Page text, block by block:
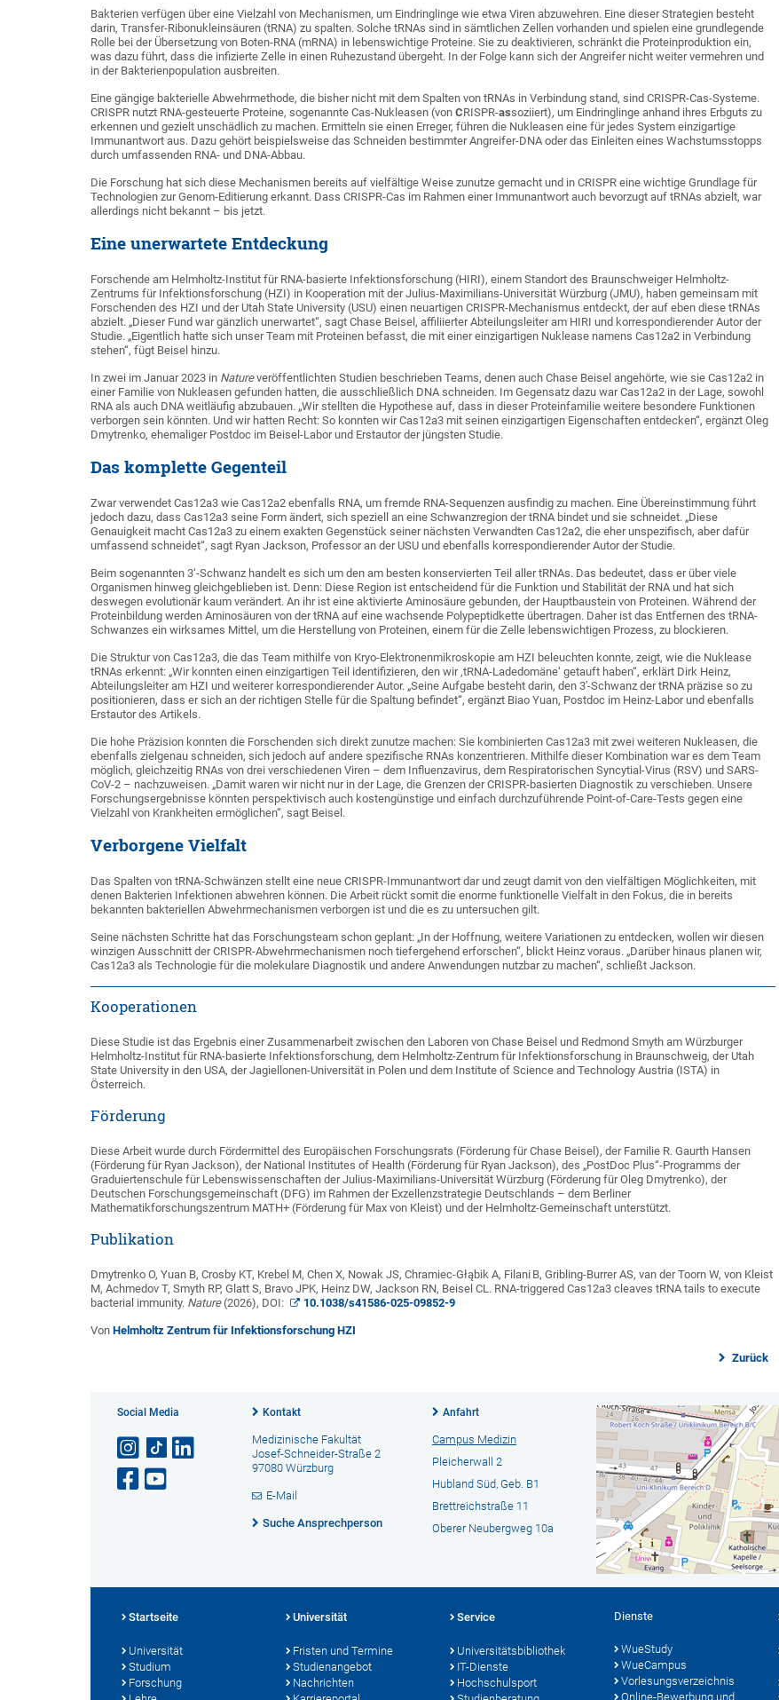
Bakterien verfügen über eine Vielzahl von Mechanismen, um Eindringlinge wie etwa Viren abzuwehren. Eine dieser Strategien besteht
darin, Transfer-Ribonukleinsäuren (tRNA) zu spalten. Solche tRNAs sind in sämtlichen Zellen vorhanden und spielen eine grundlegende
Rolle bei der Übersetzung von Boten-RNA (mRNA) in lebenswichtige Proteine. Sie zu deaktivieren, schränkt die Proteinproduktion ein,
was dazu führt, dass die infizierte Zelle in einen Ruhezustand übergeht. In der Folge kann sich der Angreifer nicht weiter vermehren und
in der Bakterienpopulation ausbreiten.
Eine gängige bakterielle Abwehrmethode, die bisher nicht mit dem Spalten von tRNAs in Verbindung stand, sind CRISPR-Cas-Systeme.
CRISPR nutzt RNA-gesteuerte Proteine, sogenannte Cas-Nukleasen (von CRISPR-assoziiert), um Eindringlinge anhand ihres Erbguts zu
erkennen und gezielt unschädlich zu machen. Ermitteln sie einen Erreger, führen die Nukleasen eine für jedes System einzigartige
Immunantwort aus. Dazu gehört beispielsweise das Schneiden bestimmter Angreifer-DNA oder das Einleiten eines Wachstumsstopps
durch umfassenden RNA- und DNA-Abbau.
Die Forschung hat sich diese Mechanismen bereits auf vielfältige Weise zunutze gemacht und in CRISPR eine wichtige Grundlage für
Technologien zur Genom-Editierung erkannt. Dass CRISPR-Cas im Rahmen einer Immunantwort auch bevorzugt auf tRNAs abzielt, war
allerdings nicht bekannt – bis jetzt.
Eine unerwartete Entdeckung
Forschende am Helmholtz-Institut für RNA-basierte Infektionsforschung (HIRI), einem Standort des Braunschweiger Helmholtz-
Zentrums für Infektionsforschung (HZI) in Kooperation mit der Julius-Maximilians-Universität Würzburg (JMU), haben gemeinsam mit
Forschenden des HZI und der Utah State University (USU) einen neuartigen CRISPR-Mechanismus entdeckt, der auf eben diese tRNAs
abzielt. „Dieser Fund war gänzlich unerwartet“, sagt Chase Beisel, affiliierter Abteilungsleiter am HIRI und korrespondierender Autor der
Studie. „Eigentlich hatte sich unser Team mit Proteinen befasst, die mit einer einzigartigen Nuklease namens Cas12a2 in Verbindung
stehen“, fügt Beisel hinzu.
In zwei im Januar 2023 in Natureveröffentlichten Studien beschrieben Teams, denen auch Chase Beisel angehörte, wie sie Cas12a2 in
einer Familie von Nukleasen gefunden hatten, die ausschließlich DNA schneiden. Im Gegensatz dazu war Cas12a2 in der Lage, sowohl
RNA als auch DNA weitläufig abzubauen. „Wir stellten die Hypothese auf, dass in dieser Proteinfamilie weitere besondere Funktionen
verborgen sein könnten. Und wir hatten Recht: So konnten wir Cas12a3 mit seinen einzigartigen Eigenschaften entdecken“, ergänzt Oleg
Dmytrenko, ehemaliger Postdoc im Beisel-Labor und Erstautor der jüngsten Studie.
Das komplette Gegenteil
Zwar verwendet Cas12a3 wie Cas12a2 ebenfalls RNA, um fremde RNA-Sequenzen ausfindig zu machen. Eine Übereinstimmung führt
jedoch dazu, dass Cas12a3 seine Form ändert, sich speziell an eine Schwanzregion der tRNA bindet und sie schneidet. „Diese
Genauigkeit macht Cas12a3 zu einem exakten Gegenstück seiner nächsten Verwandten Cas12a2, die eher unspezifisch, aber dafür
umfassend schneidet“, sagt Ryan Jackson, Professor an der USU und ebenfalls korrespondierender Autor der Studie.
Beim sogenannten 3‘-Schwanz handelt es sich um den am besten konservierten Teil aller tRNAs. Das bedeutet, dass er über viele
Organismen hinweg gleichgeblieben ist. Denn: Diese Region ist entscheidend für die Funktion und Stabilität der RNA und hat sich
deswegen evolutionär kaum verändert. An ihr ist eine aktivierte Aminosäure gebunden, der Hauptbaustein von Proteinen. Während der
Proteinbildung werden Aminosäuren von der tRNA auf eine wachsende Polypeptidkette übertragen. Daher ist das Entfernen des tRNA-
Schwanzes ein wirksames Mittel, um die Herstellung von Proteinen, einem für die Zelle lebenswichtigen Prozess, zu blockieren.
Die Struktur von Cas12a3, die das Team mithilfe von Kryo-Elektronenmikroskopie am HZI beleuchten konnte, zeigt, wie die Nuklease
tRNAs erkennt: „Wir konnten einen einzigartigen Teil identifizieren, den wir ‚tRNA-Ladedomäne‘ getauft haben“, erklärt Dirk Heinz,
Abteilungsleiter am HZI und weiterer korrespondierender Autor. „Seine Aufgabe besteht darin, den 3′-Schwanz der tRNA präzise so zu
positionieren, dass er sich an der richtigen Stelle für die Spaltung befindet“, ergänzt Biao Yuan, Postdoc im Heinz-Labor und ebenfalls
Erstautor des Artikels.
Die hohe Präzision konnten die Forschenden sich direkt zunutze machen: Sie kombinierten Cas12a3 mit zwei weiteren Nukleasen, die
ebenfalls zielgenau schneiden, sich jedoch auf andere spezifische RNAs konzentrieren. Mithilfe dieser Kombination war es dem Team
möglich, gleichzeitig RNAs von drei verschiedenen Viren – dem Influenzavirus, dem Respiratorischen Syncytial-Virus (RSV) und SARS-
CoV-2 – nachzuweisen. „Damit waren wir nicht nur in der Lage, die Grenzen der CRISPR-basierten Diagnostik zu verschieben. Unsere
Forschungsergebnisse könnten perspektivisch auch kostengünstige und einfach durchzuführende Point-of-Care-Tests gegen eine
Vielzahl von Krankheiten ermöglichen“, sagt Beisel.
Verborgene Vielfalt
Das Spalten von tRNA-Schwänzen stellt eine neue CRISPR-Immunantwort dar und zeugt damit von den vielfältigen Möglichkeiten, mit
denen Bakterien Infektionen abwehren können. Die Arbeit rückt somit die enorme funktionelle Vielfalt in den Fokus, die in bereits
bekannten bakteriellen Abwehrmechanismen verborgen ist und die es zu untersuchen gilt.
Seine nächsten Schritte hat das Forschungsteam schon geplant: „In der Hoffnung, weitere Variationen zu entdecken, wollen wir diesen
winzigen Ausschnitt der CRISPR-Abwehrmechanismen noch tiefergehend erforschen“, blickt Heinz voraus. „Darüber hinaus planen wir,
Cas12a3 als Technologie für die molekulare Diagnostik und andere Anwendungen nutzbar zu machen“, schließt Jackson.
Kooperationen
Diese Studie ist das Ergebnis einer Zusammenarbeit zwischen den Laboren von Chase Beisel und Redmond Smyth am Würzburger
Helmholtz-Institut für RNA-basierte Infektionsforschung, dem Helmholtz-Zentrum für Infektionsforschung in Braunschweig, der Utah
State University in den USA, der Jagiellonen-Universität in Polen und dem Institute of Science and Technology Austria (ISTA) in
Österreich.
Förderung
Diese Arbeit wurde durch Fördermittel des Europäischen Forschungsrats (Förderung für Chase Beisel), der Familie R. Gaurth Hansen
(Förderung für Ryan Jackson), der National Institutes of Health (Förderung für Ryan Jackson), des „PostDoc Plus“-Programms der
Graduiertenschule für Lebenswissenschaften der Julius-Maximilians-Universität Würzburg (Förderung für Oleg Dmytrenko), der
Deutschen Forschungsgemeinschaft (DFG) im Rahmen der Exzellenzstrategie Deutschlands – dem Berliner
Mathematikforschungszentrum MATH+ (Förderung für Max von Kleist) und der Helmholtz-Gemeinschaft unterstützt.
Publikation
Dmytrenko O, Yuan B, Crosby KT, Krebel M, Chen X, Nowak JS, Chramiec-Głąbik A, Filani B, Gribling-Burrer AS, van der Toorn W, von Kleist
M, Achmedov T, Smyth RP, Glatt S, Bravo JPK, Heinz DW, Jackson RN, Beisel CL. RNA-triggered Cas12a3 cleaves tRNA tails to execute
bacterial immunity. Nature(2026), DOI: 10.1038/s41586-025-09852-9
Von Helmholtz Zentrum für Infektionsforschung HZI
Zurück
Social Media Kontakt
Medizinische Fakultät
Josef-Schneider-Straße 2
97080 Würzburg
E-Mail
Suche Ansprechperson
Anfahrt
Campus Medizin
Pleicherwall 2
Hubland Süd, Geb. B1
Brettreichstraße 11
Oberer Neubergweg 10a
Startseite
Universität
Studium
Forschung
Universität
Fristen und Termine
Studienangebot
Nachrichten
Service
Universitätsbibliothek
IT-Dienste
Hochschulsport
Dienste
WueStudy
WueCampus
Vorlesungsverzeichnis
Online-Bewerbung und